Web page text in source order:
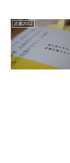
読書2012